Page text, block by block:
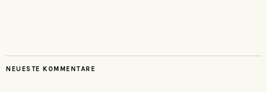
NEUESTE KOMMENTARE